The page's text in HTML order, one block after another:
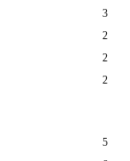
3
2
2
2
5